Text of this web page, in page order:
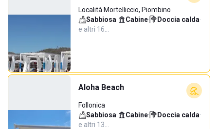
Località Mortelliccio, Piombino
Sabbiosa· Cabine· Doccia calda·
e altri 16…
Aloha Beach
Follonica
Sabbiosa· Cabine· Doccia calda·
e altri 13…